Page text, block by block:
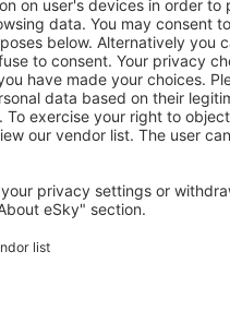
Hotel Beretta
541€
Perledo, 08 august 2026, 2 nopți
COLICO